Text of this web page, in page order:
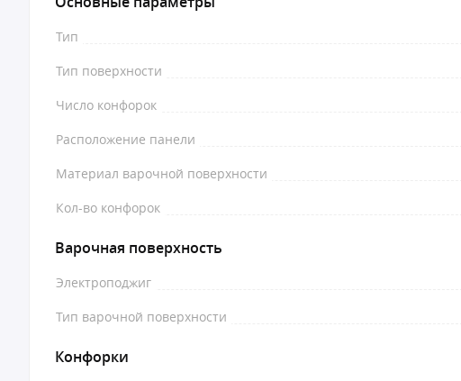
Тип
Тип поверхности
Число конфорок
Расположение панели
Материал варочной поверхности
Кол-во конфорок
Варочная поверхность
Электроподжиг
Тип варочной поверхности
Конфорки